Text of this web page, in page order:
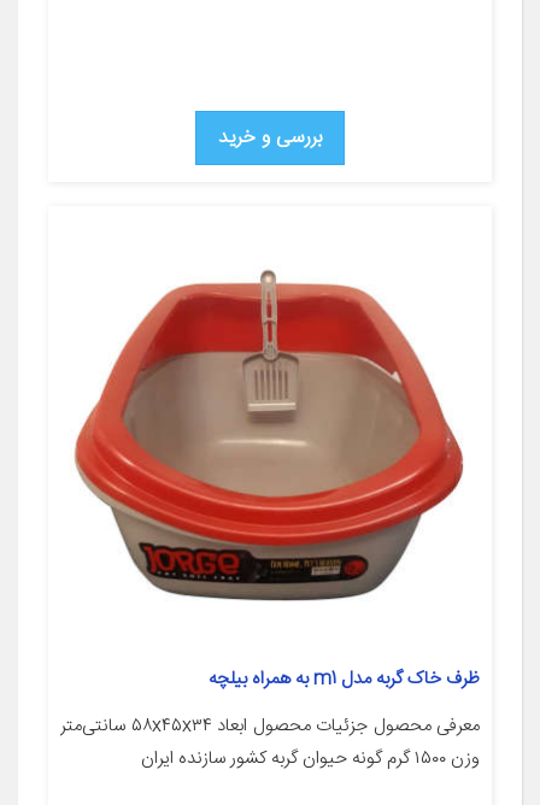
بررسی و خرید
ظرف خاک گربه مدل m1 به همراه بیلچه
معرفی محصول جزئیات محصول ابعاد ۵۸x۴۵x۳۴ سانتی‌متر
وزن ۱۵۰۰ گرم گونه حیوان گربه کشور سازنده ایران